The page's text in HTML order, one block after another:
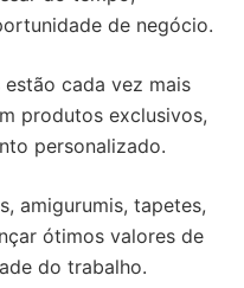
de negócio.
cada vez mais
produtos exclusivos,
personalizado.
amigurumis, tapetes,
ótimos valores de
do trabalho.